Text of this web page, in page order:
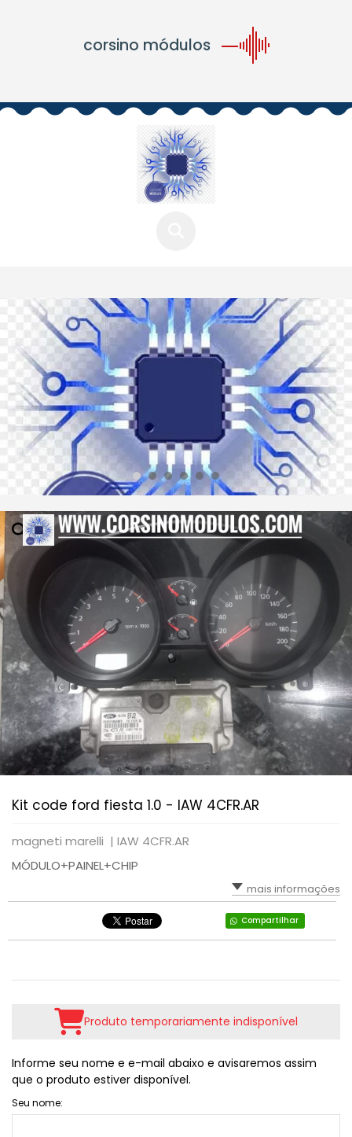
corsino módulos
Kit code ford fiesta 1.0 - IAW 4CFR.AR
magneti marelli | IAW 4CFR.AR
MÓDULO+PAINEL+CHIP
mais informações
Compartilhar
Produto temporariamente indisponível
Informe seu nome e e-mail abaixo e avisaremos assim
que o produto estiver disponível.
Seu nome: